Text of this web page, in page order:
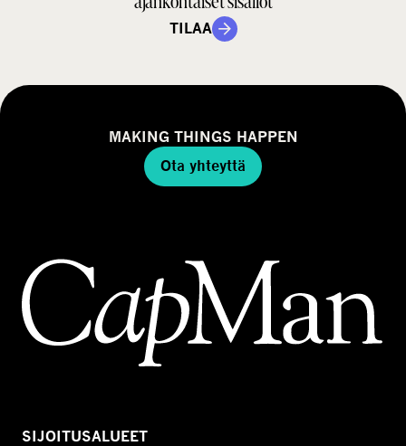
TILAA
MAKING THINGS HAPPEN
Ota yhteyttä
SIJOITUSALUEET